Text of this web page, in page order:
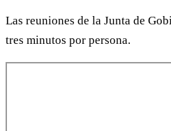
Contenido principal
Las reuniones de la Junta de
tres minutos por persona.